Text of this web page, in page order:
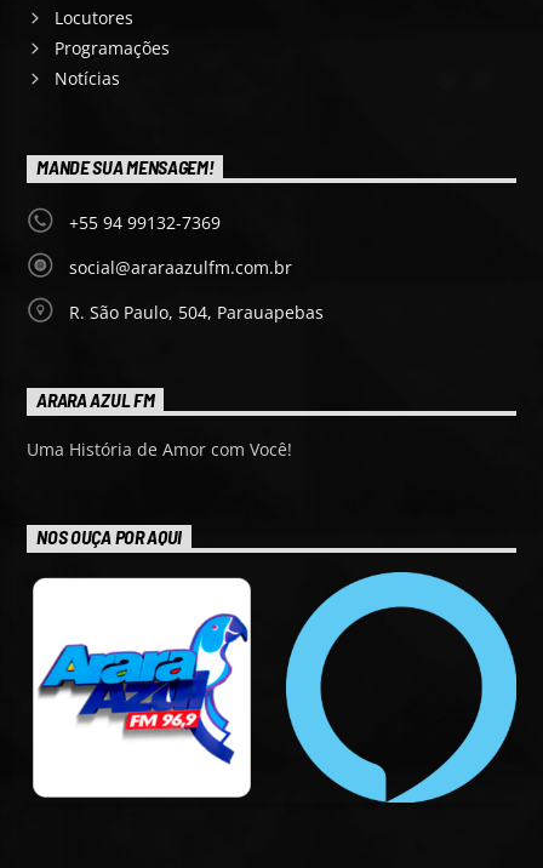
Locutores
Programações
Notícias
MANDE SUA MENSAGEM!
+55 94 99132-7369
social@araraazulfm.com.br
R. São Paulo, 504, Parauapebas
ARARA AZUL FM
Uma História de Amor com Você!
NOS OUÇA POR AQUI